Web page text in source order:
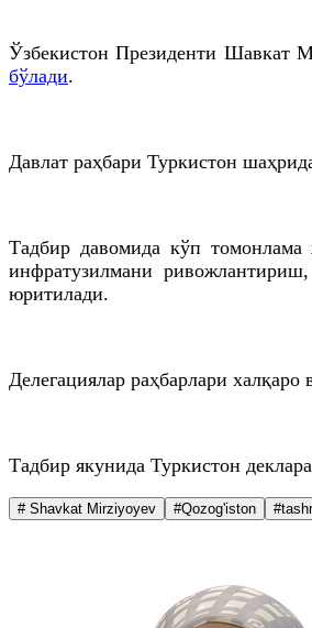
Ўзбекистон Президенти Шавкат
бўлади.
Давлат раҳбари Туркистон
Тадбир давомида кўп томонлама
инфратузилмани
юритилади.
Делегациялар раҳбарлари
Тадбир якунида Туркистон
# Shavkat Mirziyoyev #Qozog'iston